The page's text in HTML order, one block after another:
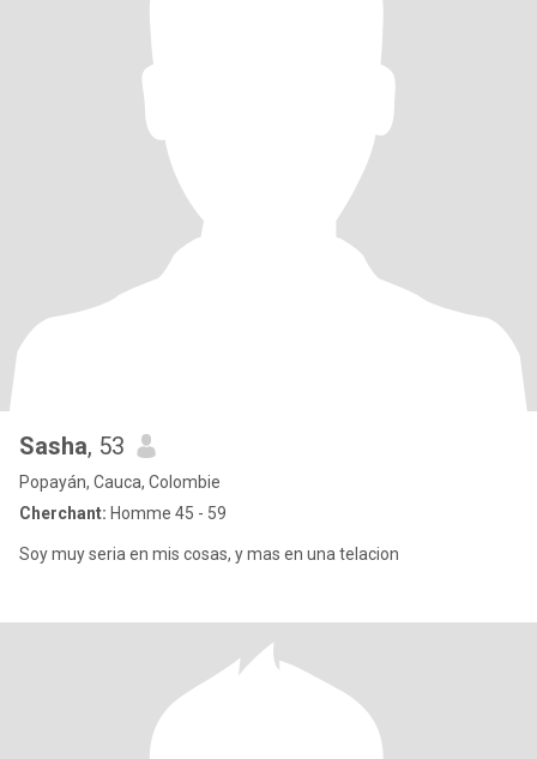
Sasha, 53
Popayán, Cauca, Colombie
Cherchant: Homme 45 - 59
Soy muy seria en mis cosas, y mas en una telacion